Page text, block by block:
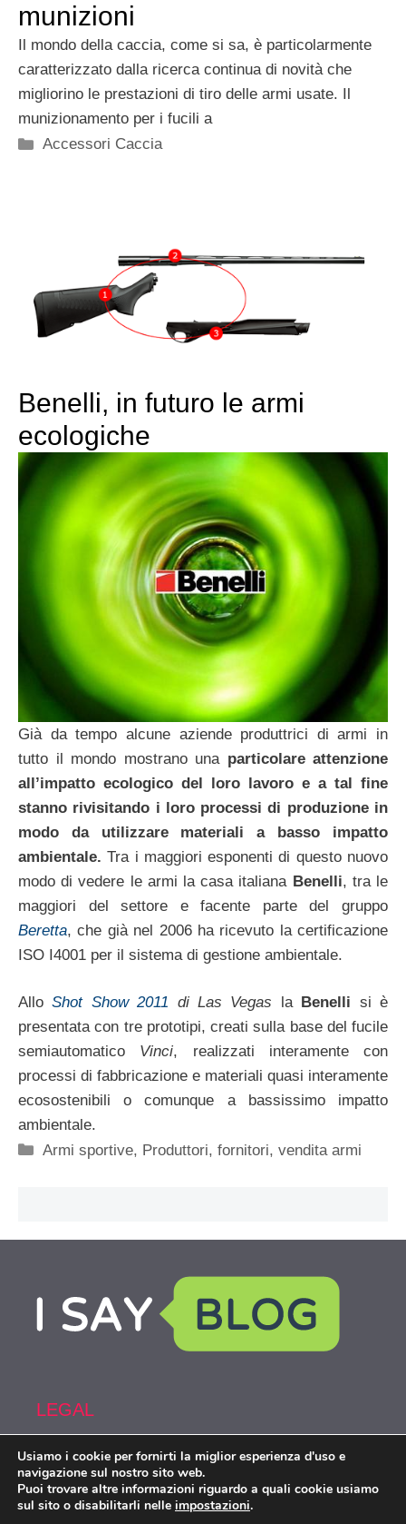
munizioni
Il mondo della caccia, come si sa, è particolarmente
caratterizzato dalla ricerca continua di novità che
migliorino le prestazioni di tiro delle armi usate. Il
munizionamento per i fucili a
Categorie
Accessori Caccia
Benelli, in futuro le armi
ecologiche
Già da tempo alcune aziende produttrici di armi in
tutto il mondo mostrano una particolare attenzione
all’impatto ecologico del loro lavoro e a tal fine
stanno rivisitando i loro processi di produzione in
modo da utilizzare materiali a basso impatto
ambientale. Tra i maggiori esponenti di questo nuovo
modo di vedere le armi la casa italiana Benelli, tra le
maggiori del settore e facente parte del gruppo
Beretta, che già nel 2006 ha ricevuto la certificazione
ISO I4001 per il sistema di gestione ambientale.
AlloShot Show 2011 di Las Vegas la Benelli si è
presentata con tre prototipi, creati sulla base del fucile
semiautomatico Vinci, realizzati interamente con
processi di fabbricazione e materiali quasi interamente
ecosostenibili o comunque a bassissimo impatto
ambientale.
Categorie
Armi sportive, Produttori, fornitori, vendita armi
LEGAL
Armi&Spy is part of the network IsayBlog!
Usiamo i cookie per fornirti la miglior esperienza d'uso e
navigazione sul nostro sito web.
Puoi trovare altre informazioni riguardo a quali cookie usiamo
sul sito o disabilitarli nelle impostazioni.